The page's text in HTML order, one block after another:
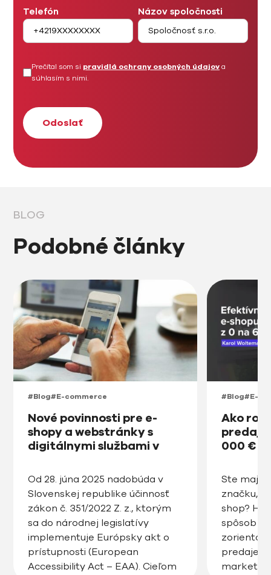
Telefón Názov spoločnosti
Prečítal som si pravidlá ochrany osobných údajova
súhlasím s nimi.
BLOG
Podobné články
#Blog#E-commerce
Nové povinnosti pre e-
shopy a webstránky s
digitálnymi službami v
od roku 2025
Od 28. júna 2025 nadobúda v
Slovenskej republike účinnosť
zákon č. 351/2022 Z. z., ktorým
sa do národnej legislatívy
implementuje Európsky akt o
prístupnosti (European
Accessibility Act – EAA). Cieľom
#Blog#E-
Ako
000 € v
Ste
značku,
shop?
spôsob
predaje,